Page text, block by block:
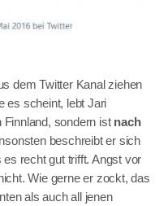
dem Twitter Kanal ziehen
es scheint, lebt Jari
sondern ist nach
beschreibt er sich
es recht gut trifft. Angst vor
Wie gerne er zockt, das
als auch all jenen